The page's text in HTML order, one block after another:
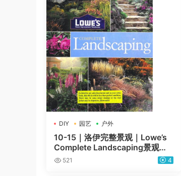
DIY 园艺 户外
10-15｜洛伊完整景观｜Lowe’s
Complete Landscaping景观规
划指南灌溉植物品种pdf电子版
521 4